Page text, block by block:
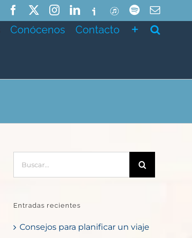
FacebookInstagramLinkedIn
IvooxITunesSpotifyCorreo
Conócenos Contacto
Entradas recientes
Consejos para planificar un viaje